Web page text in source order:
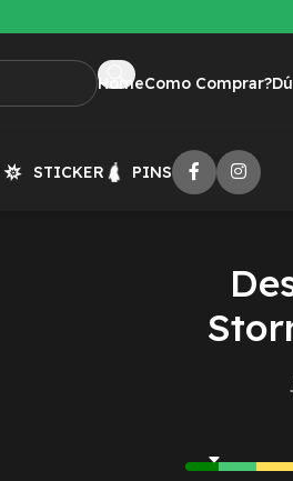
HomeComo Comprar?
STICKER PINS